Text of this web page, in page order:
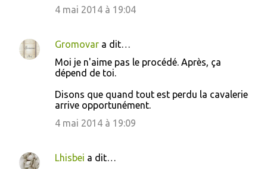
4 mai 2014 à 19:04
Gromovar a dit…
Moi je n'aime pas le procédé. Après, ça
dépend de toi.
Disons que quand tout est perdu la cavalerie
arrive opportunément.
4 mai 2014 à 19:09
Lhisbei a dit…